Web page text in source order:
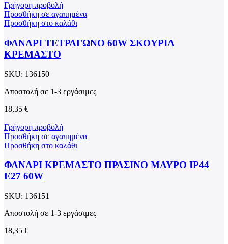
Γρήγορη προβολή
Προσθήκη σε αγαπημένα
Προσθήκη στο καλάθι
ΦΑΝΑΡΙ ΤΕΤΡΑΓΩΝΟ 60W ΣΚΟΥΡΙΑ
ΚΡΕΜΑΣΤΟ
SKU: 136150
Αποστολή σε 1-3 εργάσιμες
18,35 €
Γρήγορη προβολή
Προσθήκη σε αγαπημένα
Προσθήκη στο καλάθι
ΦΑΝΑΡΙ ΚΡΕΜΑΣΤΟ ΠΡΑΣΙΝΟ ΜΑΥΡΟ ΙΡ44
Ε27 60W
SKU: 136151
Αποστολή σε 1-3 εργάσιμες
18,35 €